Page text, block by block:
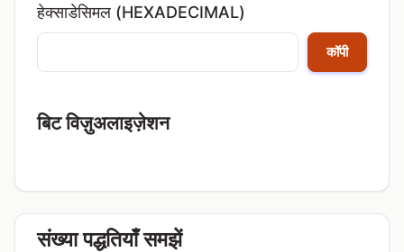
हेक्साडेसिमल (HEXADECIMAL)
कॉपी
बिट विज़ुअलाइज़ेशन
संख्या पद्धतियाँ समझें